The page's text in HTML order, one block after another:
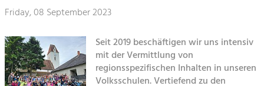
Impressum
Sitemap
Building Culture
Agriculture & Forestry
Managing and Caring for the Cultural
Landscape.
Friday, 08 September 2023
Seit 2019 beschäftigen wir uns intensiv
mit der Vermittlung von
regionsspezifischen Inhalten in unseren
Volksschulen. Vertiefend zu den